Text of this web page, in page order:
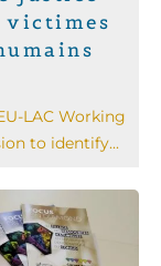
victimes
LAC Working
to identify...